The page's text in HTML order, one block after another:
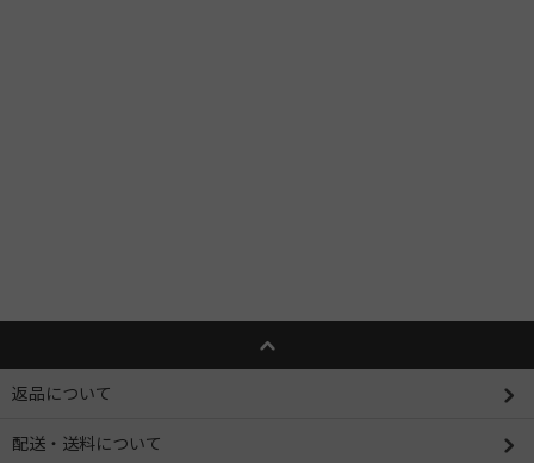
返品について
配送・送料について